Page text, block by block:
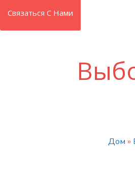
Связаться С Нами
Дом »